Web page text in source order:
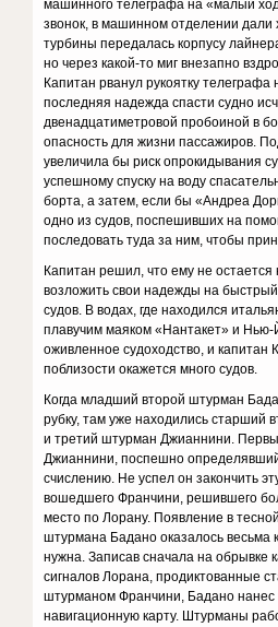
машинного телеграфа на «малый
звонок, в машинном отделении дали
турбины передалась корпусу
но через какой-то миг внезапно
Капитан рванул рукоятку
последняя надежда спасти судно
двенадцатиметровой пробоиной в
опасность для жизни пассажиров.
увеличила бы риск опрокидывания
успешному спуску на воду
борта, а затем, если бы «Андреа
одно из судов, поспешивших на
последовать туда за ним, чтобы
Капитан решил, что ему не остается
возложить свои надежды на
судов. В водах, где находился
плавучим маяком «Нантакет» и
оживленное судоходство, и капитан
поблизости окажется много судов.
Когда младший второй штурман
рубку, там уже находились старший
и третий штурман Джианнини.
Джианнини, поспешно
счислению. Не успел он закончить
вошедшего Франчини, решившего
место по Лорану. Появление в
штурмана Бадано оказалось
нужна. Записав сначала на обрывке
сигналов Лорана, продиктованные
штурманом Франчини, Бадано нанес
навигационную карту. Штурманы